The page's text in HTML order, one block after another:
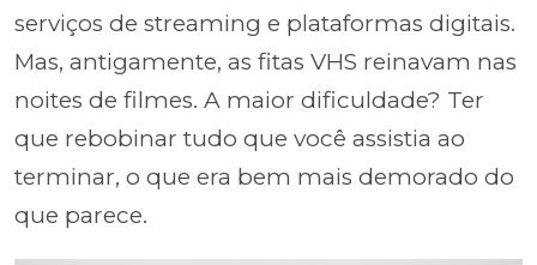
serviços de streaming e plataformas digitais.
Mas, antigamente, as fitas VHS reinavam nas
noites de filmes. A maior dificuldade? Ter
que rebobinar tudo que você assistia ao
terminar, o que era bem mais demorado do
que parece.